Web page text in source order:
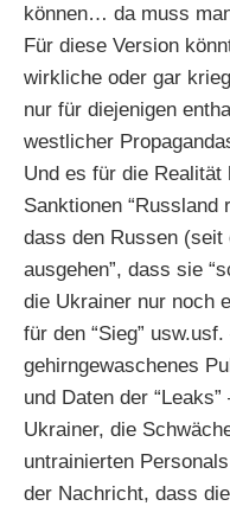
können… da muss
Für diese Version
wirkliche oder gar
nur für diejenigen
westlicher
Und es für die
Sanktionen “Russland
dass den Russen (seit
ausgehen”, dass sie
die Ukrainer nur noch
für den “Sieg”
gehirngewaschenes
und Daten der
Ukrainer, die
untrainierten
der Nachricht, dass